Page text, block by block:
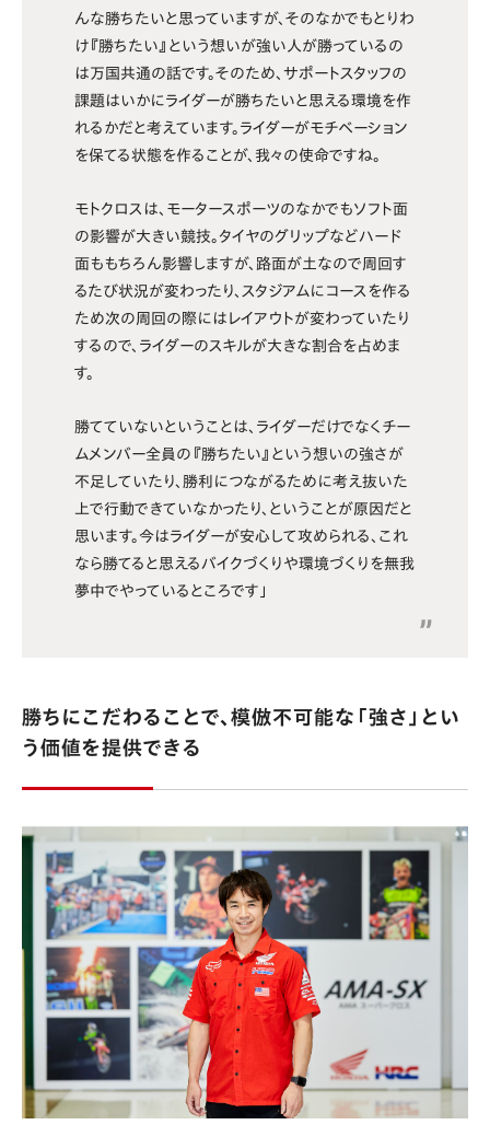
んな勝ちたいと思っていますが、そのなかでもとりわ
け『勝ちたい』という想いが強い人が勝っているの
は万国共通の話です。そのため、サポートスタッフの
課題はいかにライダーが勝ちたいと思える環境を作
れるかだと考えています。ライダーがモチベーション
を保てる状態を作ることが、我々の使命ですね。
モトクロスは、モータースポーツのなかでもソフト面
の影響が大きい競技。タイヤのグリップなどハード
面ももちろん影響しますが、路面が土なので周回す
るたび状況が変わったり、スタジアムにコースを作る
ため次の周回の際にはレイアウトが変わっていたり
するので、ライダーのスキルが大きな割合を占めま
す。
勝てていないということは、ライダーだけでなくチー
ムメンバー全員の『勝ちたい』という想いの強さが
不足していたり、勝利につながるために考え抜いた
上で行動できていなかったり、ということが原因だと
思います。今はライダーが安心して攻められる、これ
なら勝てると思えるバイクづくりや環境づくりを無我
夢中でやっているところです」
勝ちにこだわることで、模倣不可能な「強さ」とい
う価値を提供できる